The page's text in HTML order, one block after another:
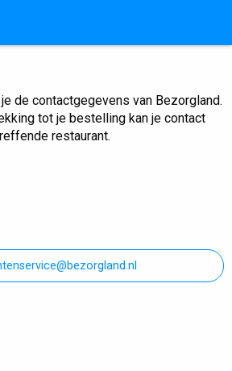
de contactgegevens van Bezorgland.
tot je bestelling kan je contact
restaurant.